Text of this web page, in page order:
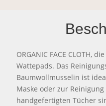
ORGANIC FACE CLOTH,
Wattepads. Das
Baumwollmusselin ist
Maske oder zur
handgefertigten Tücher